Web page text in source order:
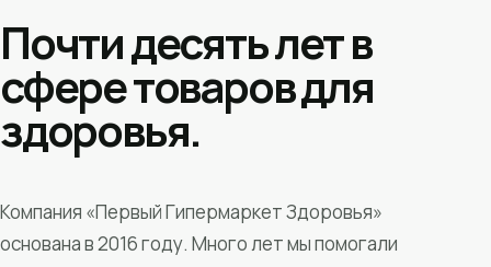
Почти десять лет в
сфере товаров для
здоровья.
Компания «Первый Гипермаркет Здоровья»
основана в 2016 году. Много лет мы помогали